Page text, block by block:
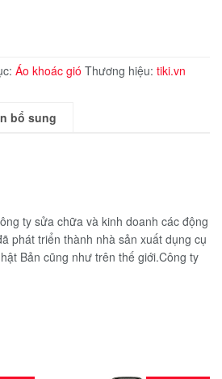
Áo khoác gió Thương hiệu: tiki.vn
bổ sung
ty sửa chữa và kinh doanh các động
phát triển thành nhà sản xuất dụng cụ
Bản cũng như trên thế giới.Công ty